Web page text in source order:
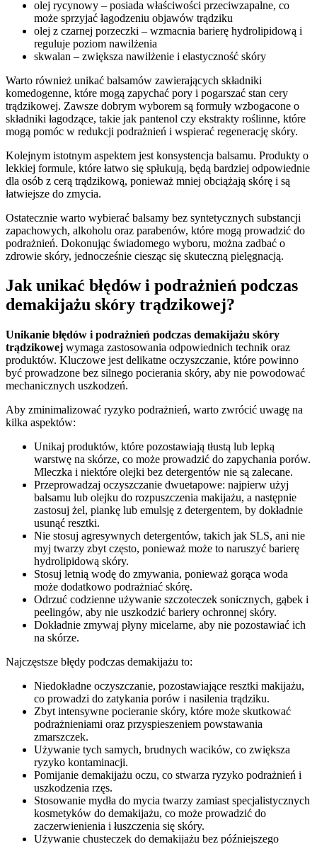
olej rycynowy – posiada właściwości przeciwzapalne, co
może sprzyjać łagodzeniu objawów trądziku
olej z czarnej porzeczki – wzmacnia barierę hydrolipidową i
reguluje poziom nawilżenia
skwalan – zwiększa nawilżenie i elastyczność skóry
Warto również unikać balsamów zawierających składniki
komedogenne, które mogą zapychać pory i pogarszać stan cery
trądzikowej. Zawsze dobrym wyborem są formuły wzbogacone o
składniki łagodzące, takie jak pantenol czy ekstrakty roślinne, które
mogą pomóc w redukcji podrażnień i wspierać regenerację skóry.
Kolejnym istotnym aspektem jest konsystencja balsamu. Produkty o
lekkiej formule, które łatwo się spłukują, będą bardziej odpowiednie
dla osób z cerą trądzikową, ponieważ mniej obciążają skórę i są
łatwiejsze do zmycia.
Ostatecznie warto wybierać balsamy bez syntetycznych substancji
zapachowych, alkoholu oraz parabenów, które mogą prowadzić do
podrażnień. Dokonując świadomego wyboru, można zadbać o
zdrowie skóry, jednocześnie ciesząc się skuteczną pielęgnacją.
Jak unikać błędów i podrażnień podczas
demakijażu skóry trądzikowej?
Unikanie błędów i podrażnień podczas demakijażu skóry
trądzikowej wymaga zastosowania odpowiednich technik oraz
produktów. Kluczowe jest delikatne oczyszczanie, które powinno
być prowadzone bez silnego pocierania skóry, aby nie powodować
mechanicznych uszkodzeń.
Aby zminimalizować ryzyko podrażnień, warto zwrócić uwagę na
kilka aspektów:
Unikaj produktów, które pozostawiają tłustą lub lepką
warstwę na skórze, co może prowadzić do zapychania porów.
Mleczka i niektóre olejki bez detergentów nie są zalecane.
Przeprowadzaj oczyszczanie dwuetapowe: najpierw użyj
balsamu lub olejku do rozpuszczenia makijażu, a następnie
zastosuj żel, piankę lub emulsję z detergentem, by dokładnie
usunąć resztki.
Nie stosuj agresywnych detergentów, takich jak SLS, ani nie
myj twarzy zbyt często, ponieważ może to naruszyć barierę
hydrolipidową skóry.
Stosuj letnią wodę do zmywania, ponieważ gorąca woda
może dodatkowo podrażniać skórę.
Odrzuć codzienne używanie szczoteczek sonicznych, gąbek i
peelingów, aby nie uszkodzić bariery ochronnej skóry.
Dokładnie zmywaj płyny micelarne, aby nie pozostawiać ich
na skórze.
Najczęstsze błędy podczas demakijażu to:
Niedokładne oczyszczanie, pozostawiające resztki makijażu,
co prowadzi do zatykania porów i nasilenia trądziku.
Zbyt intensywne pocieranie skóry, które może skutkować
podrażnieniami oraz przyspieszeniem powstawania
zmarszczek.
Używanie tych samych, brudnych wacików, co zwiększa
ryzyko kontaminacji.
Pomijanie demakijażu oczu, co stwarza ryzyko podrażnień i
uszkodzenia rzęs.
Stosowanie mydła do mycia twarzy zamiast specjalistycznych
kosmetyków do demakijażu, co może prowadzić do
zaczerwienienia i łuszczenia się skóry.
Używanie chusteczek do demakijażu bez późniejszego